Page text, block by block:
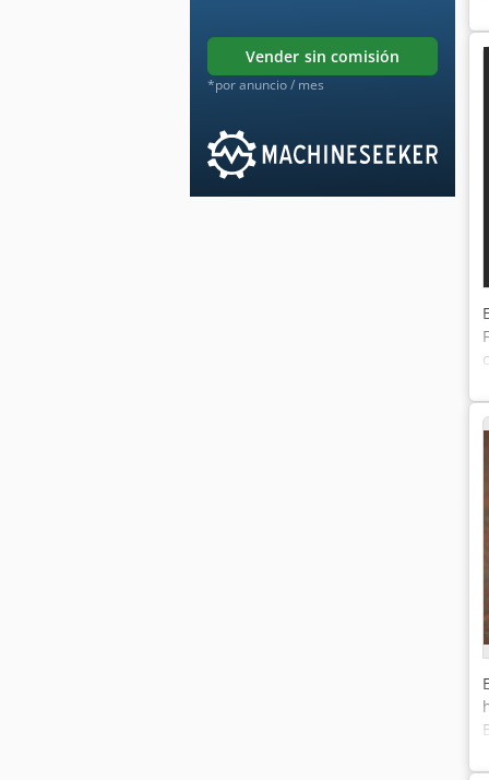
vender sin comisión
*por anuncio / mes